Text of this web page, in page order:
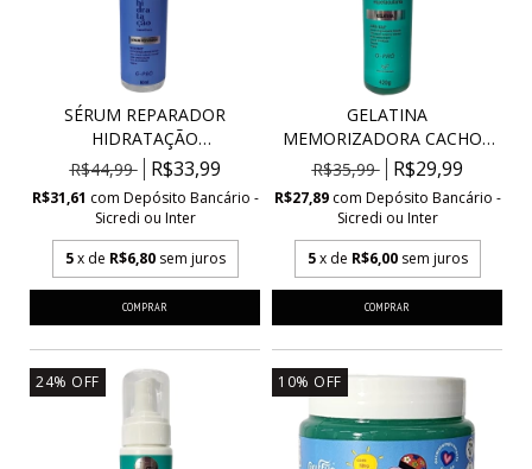
SÉRUM REPARADOR
HIDRATAÇÃO
MARAVILHOSA V...
R$44,99 R$33,99
R$31,61 com Depósito Bancário -
Sicredi ou Inter
5 x de R$6,80 sem juros
GELATINA
MEMORIZADORA CACHOS
ESPETACULAR...
R$35,99 R$29,99
R$27,89 com Depósito Bancário -
Sicredi ou Inter
5 x de R$6,00 sem juros
24% OFF 10% OFF